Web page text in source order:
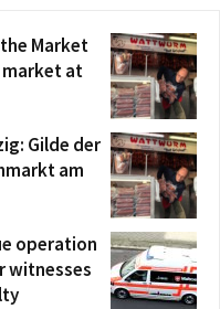
Market
market at
Gilde der
am
operation
witnesses